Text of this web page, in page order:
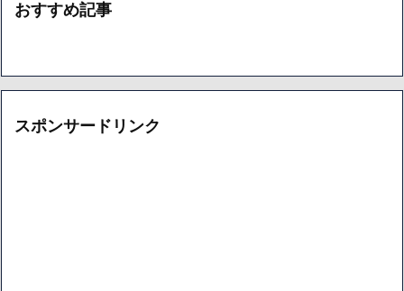
おすすめ記事
スポンサードリンク